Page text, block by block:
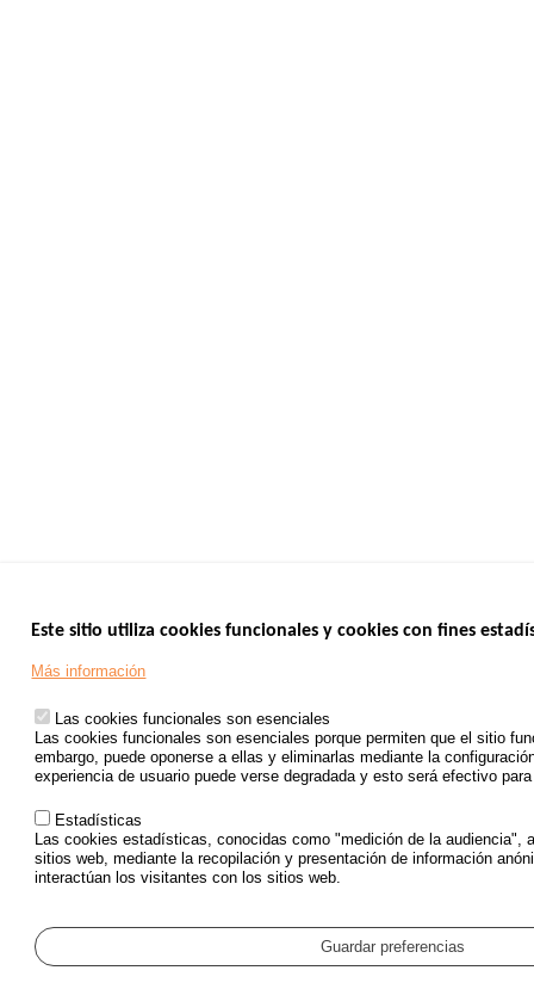
Este sitio utiliza cookies funcionales y cookies con fines
Más información
Las cookies funcionales son esenciales
Las cookies funcionales son esenciales porque permiten que el sitio
embargo, puede oponerse a ellas y eliminarlas mediante la
experiencia de usuario puede verse degradada y esto será efectivo
Estadísticas
Las cookies estadísticas, conocidas como "medición de la audiencia",
sitios web, mediante la recopilación y presentación de información
interactúan los visitantes con los sitios web.
Guardar preferencias